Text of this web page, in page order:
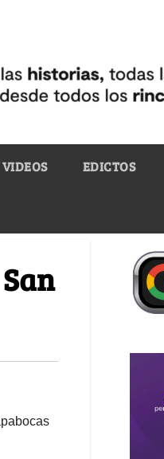
VIDEOS EDICTOS